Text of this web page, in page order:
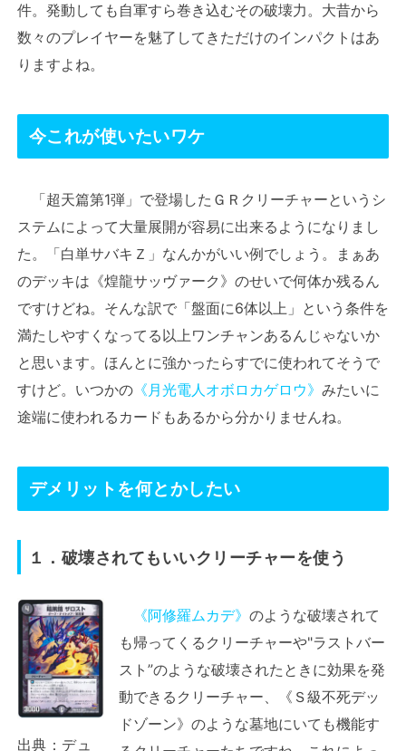
件。発動しても自軍すら巻き込むその破壊力。大昔から
数々のプレイヤーを魅了してきただけのインパクトはあ
りますよね。
今これが使いたいワケ
「超天篇第1弾」で登場したＧＲクリーチャーというシ
ステムによって大量展開が容易に出来るようになりまし
た。「白単サバキＺ」なんかがいい例でしょう。まぁあ
のデッキは《煌龍サッヴァーク》のせいで何体か残るん
ですけどね。そんな訳で「盤面に6体以上」という条件を
満たしやすくなってる以上ワンチャンあるんじゃないか
と思います。ほんとに強かったらすでに使われてそうで
すけど。いつかの 《月光電人オボロカゲロウ》 みたいに
途端に使われるカードもあるから分かりませんね。
デメリットを何とかしたい
１．破壊されてもいいクリーチャーを使う
出典： デュ
《阿修羅ムカデ》 のような破壊されて
も帰ってくるクリーチャーや"ラストバー
スト”のような破壊されたときに効果を発
動できるクリーチャー、《Ｓ級不死デッ
ドゾーン》のような墓地にいても機能す